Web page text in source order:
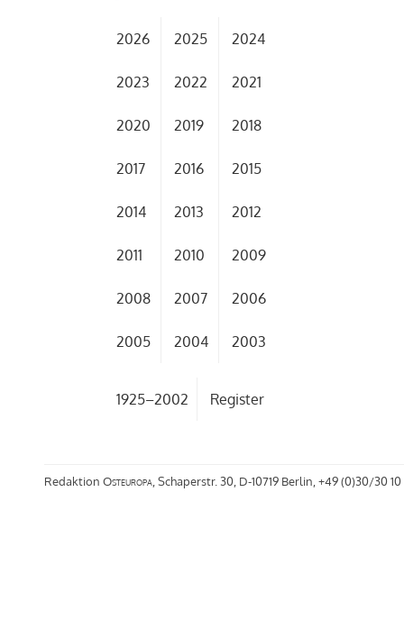
2026 2025 2024
2023 2022 2021
2020 2019 2018
2017 2016 2015
2014 2013 2012
2011 2010 2009
2008 2007 2006
2005 2004 2003
1925–2002 Register
Redaktion Osteuropa, Schaperstr. 30, D-10719 Berlin, +49 (0)30/30